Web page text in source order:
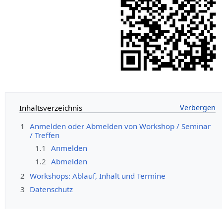
Inhaltsverzeichnis
1
Anmelden oder Abmelden von Workshop / Seminar
/ Treffen
1.1
Anmelden
1.2 Abmelden
2 Workshops: Ablauf, Inhalt und Termine
3 Datenschutz